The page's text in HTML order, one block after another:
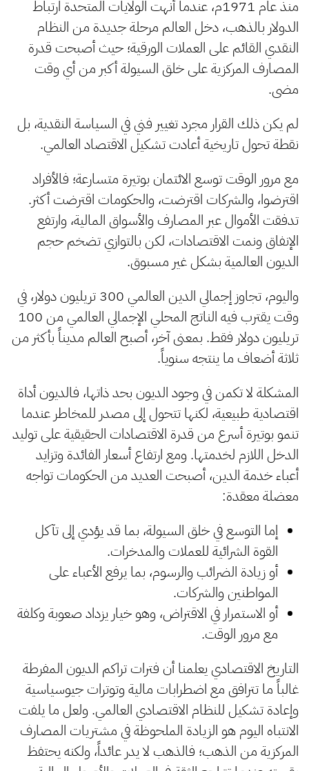
منذ عام 1971م، عندما أنهت الولايات المتحدة ارتباط
الدولار بالذهب، دخل العالم مرحلة جديدة من النظام
النقدي القائم على العملات الورقية؛ حيث أصبحت قدرة
المصارف المركزية على خلق السيولة أكبر من أي وقت
مضى.
لم يكن ذلك القرار مجرد تغيير فني في السياسة النقدية، بل
نقطة تحول تاريخية أعادت تشكيل الاقتصاد العالمي.
مع مرور الوقت توسع الائتمان بوتيرة متسارعة؛ فالأفراد
اقترضوا، والشركات اقترضت، والحكومات اقترضت أكثر.
تدفقت الأموال عبر المصارف والأسواق المالية، وارتفع
الإنفاق ونمت الاقتصادات، لكن بالتوازي تضخم حجم
الديون العالمية بشكل غير مسبوق.
واليوم، تجاوز إجمالي الدين العالمي 300 تريليون دولار، في
وقت يقترب فيه الناتج المحلي الإجمالي العالمي من 100
تريليون دولار فقط. بمعنى آخر، أصبح العالم مديناً بأكثر من
ثلاثة أضعاف ما ينتجه سنوياً.
المشكلة لا تكمن في وجود الديون بحد ذاتها، فالديون أداة
اقتصادية طبيعية، لكنها تتحول إلى مصدر للمخاطر عندما
تنمو بوتيرة أسرع من قدرة الاقتصادات الحقيقية على توليد
الدخل اللازم لخدمتها. ومع ارتفاع أسعار الفائدة وتزايد
أعباء خدمة الدين، أصبحت العديد من الحكومات تواجه
معضلة معقدة:
إما التوسع في خلق السيولة، بما قد يؤدي إلى تآكل
القوة الشرائية للعملات والمدخرات.
أو زيادة الضرائب والرسوم، بما يرفع الأعباء على
المواطنين والشركات.
أو الاستمرار في الاقتراض، وهو خيار يزداد صعوبة وكلفة
مع مرور الوقت.
التاريخ الاقتصادي يعلمنا أن فترات تراكم الديون المفرطة
غالباً ما تترافق مع اضطرابات مالية وتوترات جيوسياسية
وإعادة تشكيل للنظام الاقتصادي العالمي. ولعل ما يلفت
الانتباه اليوم هو الزيادة الملحوظة في مشتريات المصارف
المركزية من الذهب؛ فالذهب لا يدر عائداً، ولكنه يحتفظ